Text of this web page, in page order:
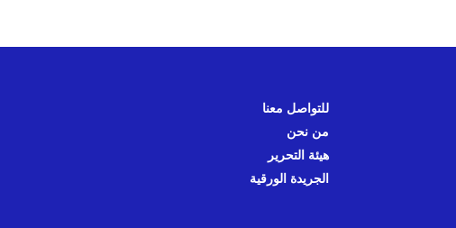
للتواصل معنا
من نحن
هيئة التحرير
الجريدة الورقية